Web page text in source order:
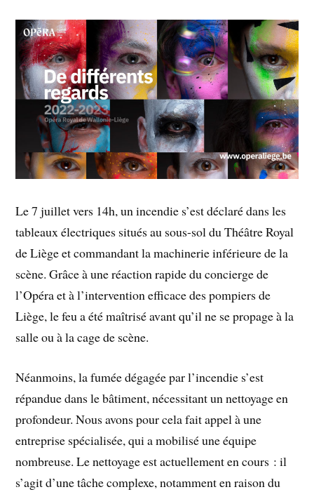
Le 7 juillet vers 14h, un incendie s’est déclaré dans les
tableaux électriques situés au sous-sol du Théâtre Royal
de Liège et commandant la machinerie inférieure de la
scène. Grâce à une réaction rapide du concierge de
l’Opéra et à l’intervention efficace des pompiers de
Liège, le feu a été maîtrisé avant qu’il ne se propage à la
salle ou à la cage de scène.
Néanmoins, la fumée dégagée par l’incendie s’est
répandue dans le bâtiment, nécessitant un nettoyage en
profondeur. Nous avons pour cela fait appel à une
entreprise spécialisée, qui a mobilisé une équipe
nombreuse. Le nettoyage est actuellement en cours : il
s’agit d’une tâche complexe, notamment en raison du